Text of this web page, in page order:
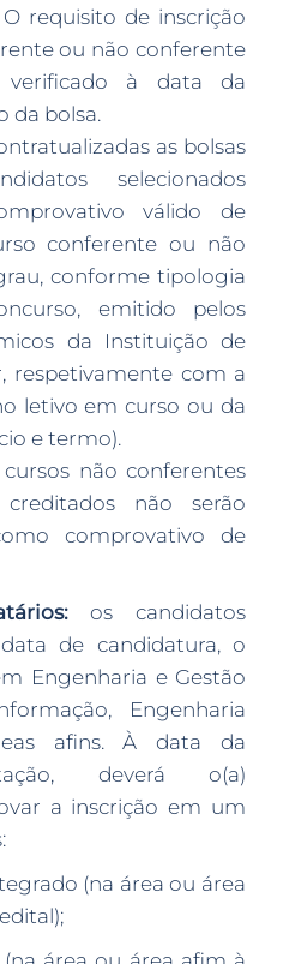
requisito de inscrição
ou não conferente
à data da
da bolsa.
as bolsas
selecionados
válido de
conferente ou não
conforme tipologia
emitido pelos
da Instituição de
respetivamente com a
letivo em curso ou da
e termo).
não conferentes
não serão
comprovativo de
os candidatos
de candidatura, o
Engenharia e Gestão
Engenharia
afins. À data da
deverá o(a)
a inscrição em um
(na área ou área